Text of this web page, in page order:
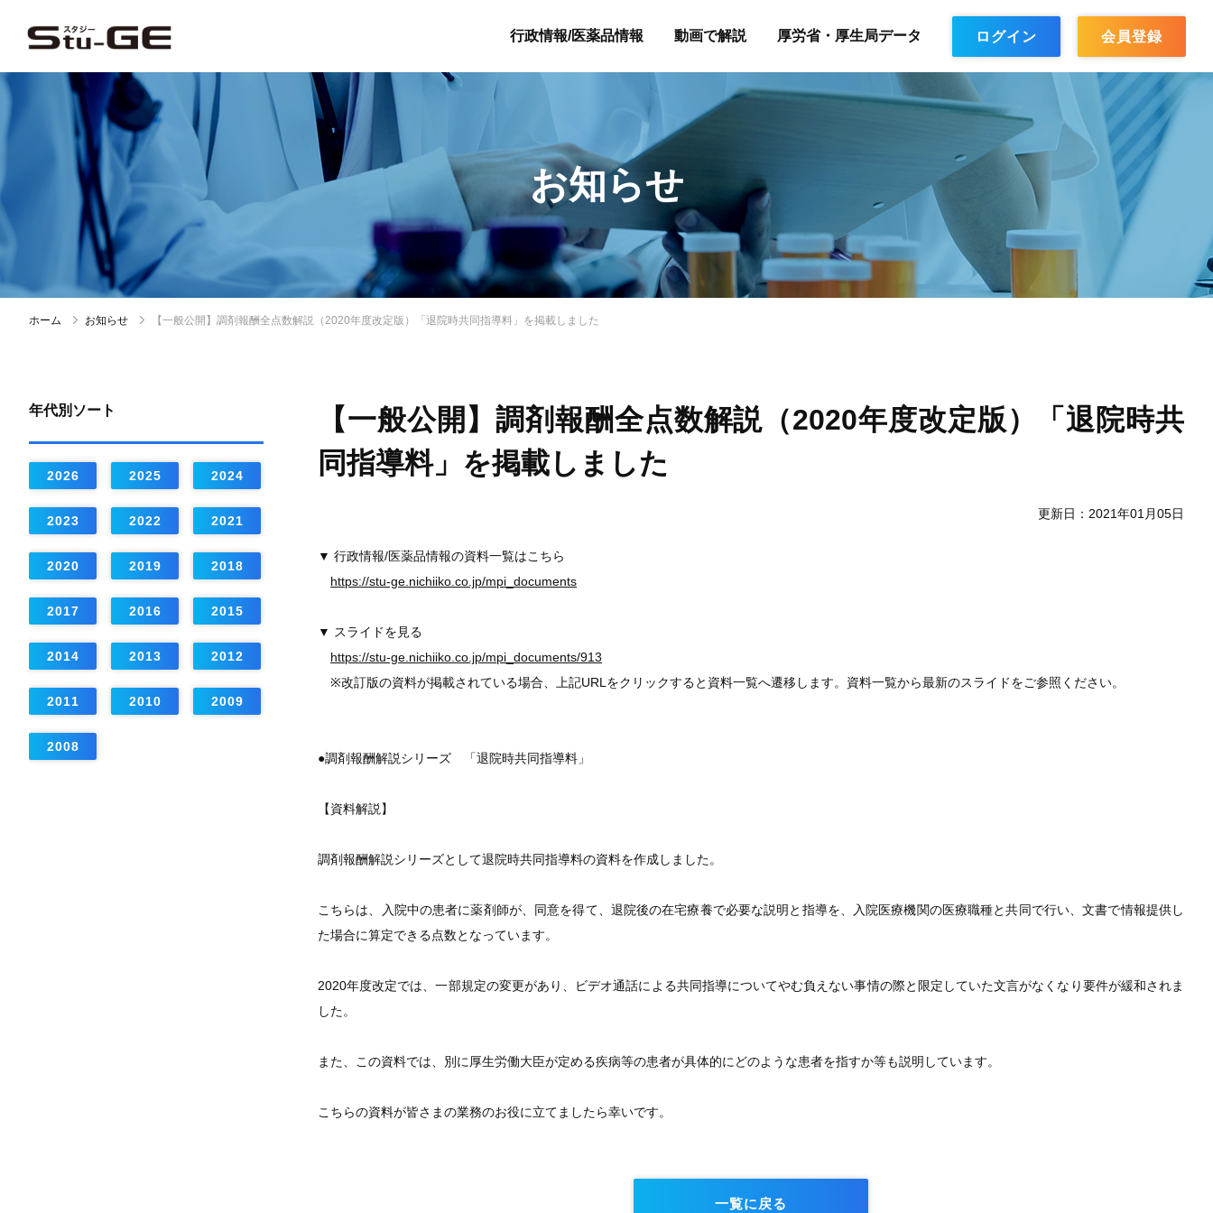
行政情報/医薬品情報 動画で解説 厚労省・厚生局データ ログイン 会員登録
お知らせ
ホーム お知らせ 【一般公開】調剤報酬全点数解説（2020年度改定版）「退院時共同指導料」を掲載しました
【一般公開】調剤報酬全点数解説（2020年度改定版）「退院時共
同指導料」を掲載しました
更新日：2021年01月05日
▼ 行政情報/医薬品情報の資料一覧はこちら
https://stu-ge.nichiiko.co.jp/mpi_documents
▼ スライドを見る
https://stu-ge.nichiiko.co.jp/mpi_documents/913
※改訂版の資料が掲載されている場合、上記URLをクリックすると資料一覧へ遷移します。資料一覧から最新のスライドをご参照ください。
●調剤報酬解説シリーズ 「退院時共同指導料」
【資料解説】
調剤報酬解説シリーズとして退院時共同指導料の資料を作成しました。
こちらは、入院中の患者に薬剤師が、同意を得て、退院後の在宅療養で必要な説明と指導を、入院医療機関の医療職種と共同で行い、文書で情報提供し
た場合に算定できる点数となっています。
2020年度改定では、一部規定の変更があり、ビデオ通話による共同指導についてやむ負えない事情の際と限定していた文言がなくなり要件が緩和されま
した。
また、この資料では、別に厚生労働大臣が定める疾病等の患者が具体的にどのような患者を指すか等も説明しています。
こちらの資料が皆さまの業務のお役に立てましたら幸いです。
一覧に戻る
年代別ソート
2026 2025 2024
2023 2022 2021
2020 2019 2018
2017 2016 2015
2014 2013 2012
2011 2010 2009
2008